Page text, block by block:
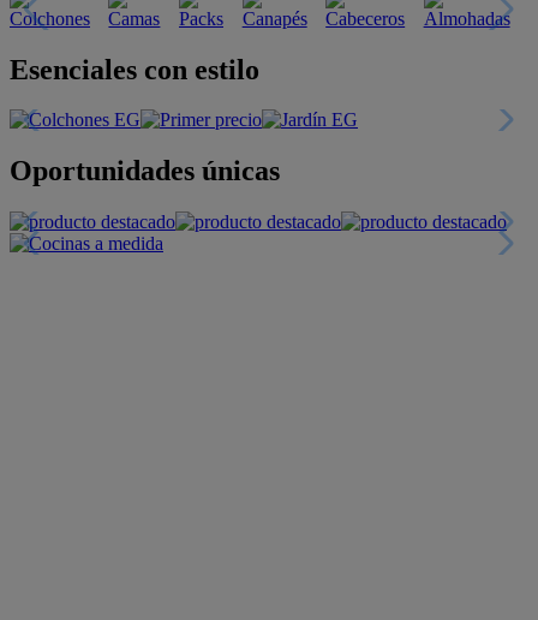
Esenciales con estilo
Oportunidades únicas